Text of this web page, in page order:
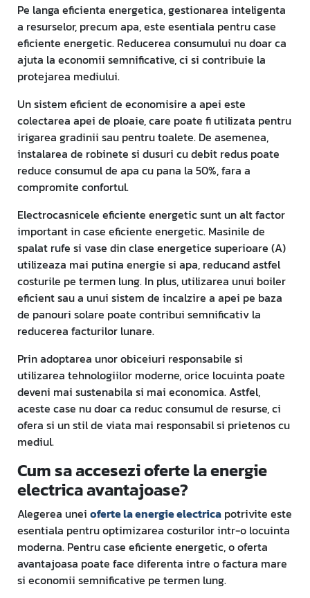
Pe langa eficienta energetica, gestionarea inteligenta
a resurselor, precum apa, este esentiala pentru case
eficiente energetic. Reducerea consumului nu doar ca
ajuta la economii semnificative, ci si contribuie la
protejarea mediului.
Un sistem eficient de economisire a apei este
colectarea apei de ploaie, care poate fi utilizata pentru
irigarea gradinii sau pentru toalete. De asemenea,
instalarea de robinete si dusuri cu debit redus poate
reduce consumul de apa cu pana la 50%, fara a
compromite confortul.
Electrocasnicele eficiente energetic sunt un alt factor
important in case eficiente energetic. Masinile de
spalat rufe si vase din clase energetice superioare (A)
utilizeaza mai putina energie si apa, reducand astfel
costurile pe termen lung. In plus, utilizarea unui boiler
eficient sau a unui sistem de incalzire a apei pe baza
de panouri solare poate contribui semnificativ la
reducerea facturilor lunare.
Prin adoptarea unor obiceiuri responsabile si
utilizarea tehnologiilor moderne, orice locuinta poate
deveni mai sustenabila si mai economica. Astfel,
aceste case nu doar ca reduc consumul de resurse, ci
ofera si un stil de viata mai responsabil si prietenos cu
mediul.
Cum sa accesezi oferte la energie
electrica avantajoase?
Alegerea unei oferte la energie electrica potrivite este
esentiala pentru optimizarea costurilor intr-o locuinta
moderna. Pentru case eficiente energetic, o oferta
avantajoasa poate face diferenta intre o factura mare
si economii semnificative pe termen lung.